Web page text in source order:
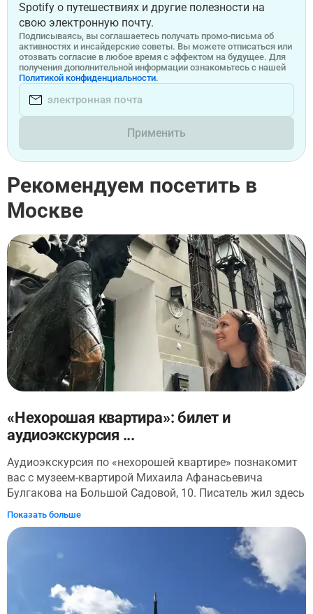
Spotify о путешествиях и другие полезности на
свою электронную почту.
Подписываясь, вы соглашаетесь получать промо-письма об
активностях и инсайдерские советы. Вы можете отписаться или
отозвать согласие в любое время с эффектом на будущее. Для
получения дополнительной информации ознакомьтесь с нашей
Политикой конфиденциальности.
Применить
Рекомендуем посетить в
Москве
«Нехорошая квартира»: билет и
аудиоэкскурсия ...
Аудиоэкскурсия по «нехорошей квартире» познакомит
вас с музеем-квартирой Михаила Афанасьевича
Булгакова на Большой Садовой, 10. Писатель жил здесь
в 1920-х годах. Это непродолжительное время навсегда
отпечаталось в его творчестве. Знаменитая квартира
№50, которая получила прозвище «нехорошая
квартира», попала на страницы многих произведений
пьяницами стала объектом сатиры и насмешки.
Прогулка начинается с осмотра здания, где находится
Показать больше